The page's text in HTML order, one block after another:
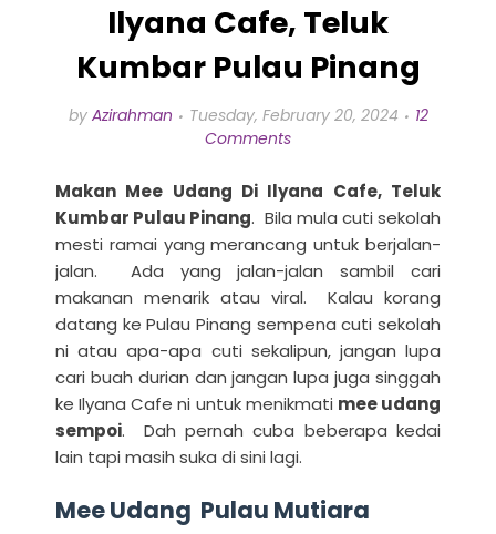
Ilyana Cafe, Teluk
Kumbar Pulau Pinang
by Azirahman Tuesday, February 20, 2024
12
Comments
Makan Mee Udang Di Ilyana Cafe, Teluk
Kumbar Pulau Pinang. Bila mula cuti sekolah
mesti ramai yang merancang untuk berjalan-
jalan. Ada yang jalan-jalan sambil cari
makanan menarik atau viral. Kalau korang
datang ke Pulau Pinang sempena cuti sekolah
ni atau apa-apa cuti sekalipun, jangan lupa
cari buah durian dan jangan lupa juga singgah
ke Ilyana Cafe ni untuk menikmati mee udang
sempoi. Dah pernah cuba beberapa kedai
lain tapi masih suka di sini lagi.
Mee Udang Pulau Mutiara